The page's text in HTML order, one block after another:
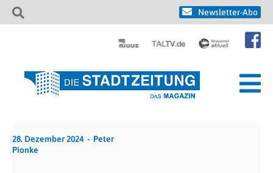
Newsletter-Abo
28. Dezember 2024
Peter
Pionke